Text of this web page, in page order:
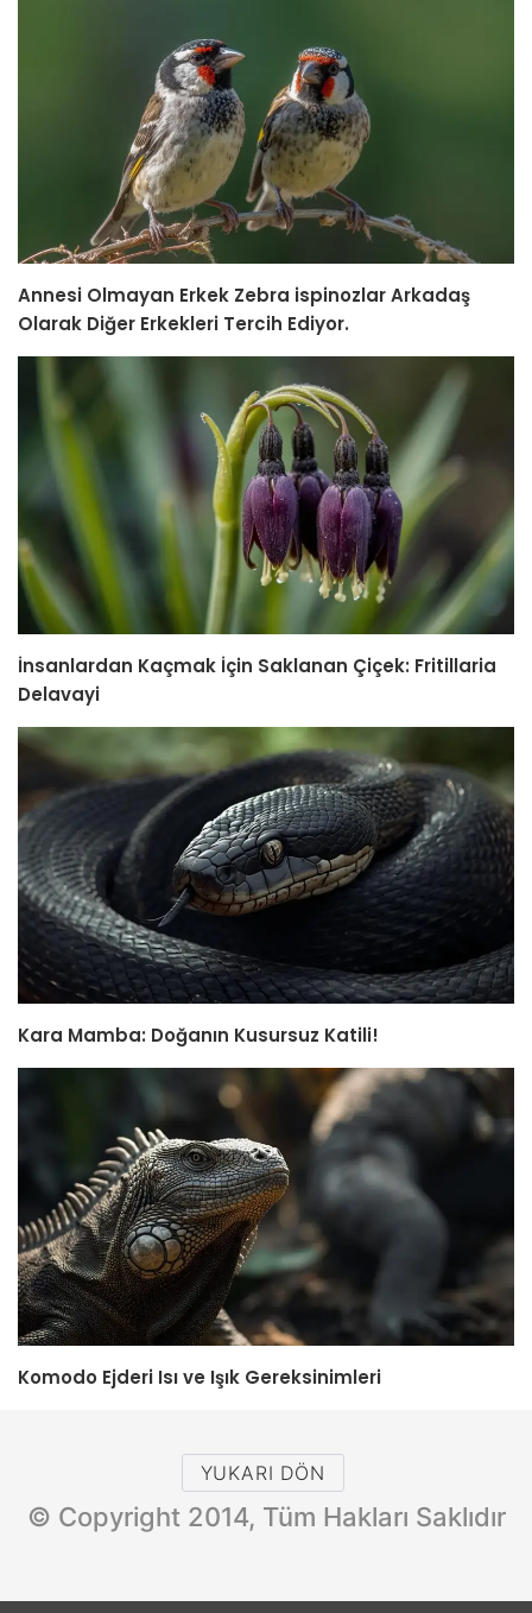
Annesi Olmayan Erkek Zebra ispinozlar Arkadaş
Olarak Diğer Erkekleri Tercih Ediyor.
İnsanlardan Kaçmak İçin Saklanan Çiçek: Fritillaria
Delavayi
Kara Mamba: Doğanın Kusursuz Katili!
Komodo Ejderi Isı ve Işık Gereksinimleri
YUKARI DÖN
© Copyright 2014, Tüm Hakları Saklıdır